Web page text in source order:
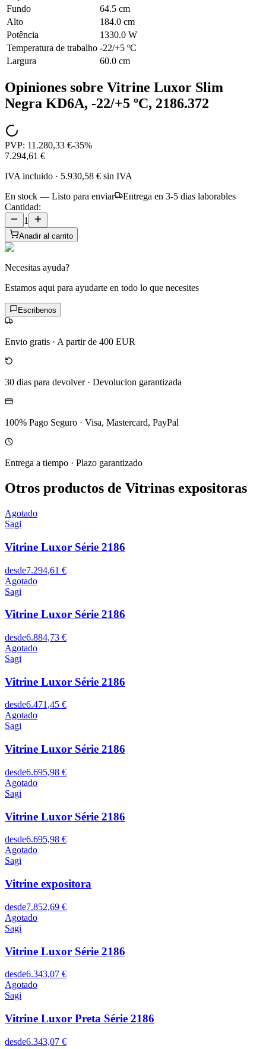
Fundo
64.5 cm
Alto
184.0 cm
Potência
1330.0 W
Temperatura de trabalho -22/+5 ºC
Largura
60.0 cm
Opiniones sobre Vitrine Luxor Slim
Negra KD6A, -22/+5 ºC, 2186.372
PVP: 11.280,33 €-35%
7.294,61 €
IVA incluido · 5.930,58 € sin IVA
En stock — Listo para enviar
Entrega en 3-5 dias laborables
Cantidad:
1
Anadir al carrito
Necesitas ayuda?
Estamos aqui para ayudarte en todo lo que necesites
Escribenos
Envio gratis · A partir de 400 EUR
30 dias para devolver· Devolucion garantizada
100% Pago Seguro · Visa, Mastercard, PayPal
Entrega a tiempo · Plazo garantizado
Otros productos de Vitrinas expositoras
Agotado
Sagi
Vitrine Luxor Série 2186
desde7.294,61 €
Agotado
Sagi
Vitrine Luxor Série 2186
desde6.884,73 €
Agotado
Sagi
Vitrine Luxor Série 2186
desde6.471,45 €
Agotado
Sagi
Vitrine Luxor Série 2186
desde6.695,98 €
Agotado
Sagi
Vitrine Luxor Série 2186
desde6.695,98 €
Agotado
Sagi
Vitrine expositora
desde7.852,69 €
Agotado
Sagi
Vitrine Luxor Série 2186
desde6.343,07 €
Agotado
Sagi
Vitrine Luxor Preta Série 2186
desde6.343,07 €